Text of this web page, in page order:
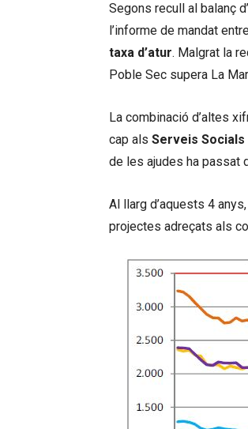
Segons recull al balanç
l’informe de mandat
taxa d’atur. Malgrat la
Poble Sec supera La
La combinació d’altes
cap als Serveis Socials
de les ajudes ha passat
Al llarg d’aquests 4
projectes adreçats als